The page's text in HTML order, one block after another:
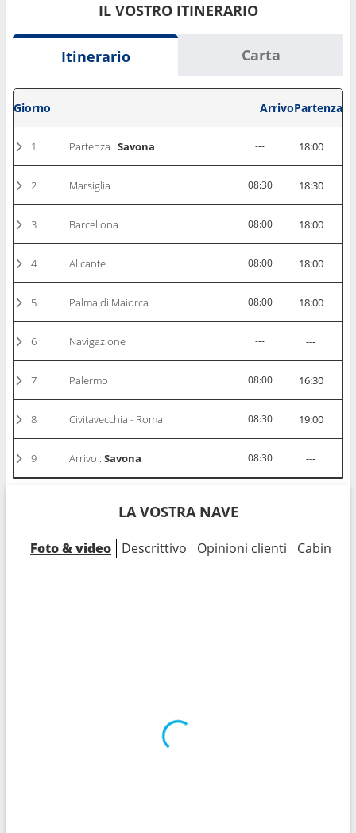
IL VOSTRO ITINERARIO
Itinerario Carta
Giorno ArrivoPartenza
1 Partenza :Savona --- 18:00
2 Marsiglia 08:30 18:30
3 Barcellona 08:00 18:00
4 Alicante 08:00 18:00
5 Palma di Maiorca 08:00 18:00
6 Navigazione --- ---
7 Palermo 08:00 16:30
8 Civitavecchia - Roma 08:30 19:00
9 Arrivo :Savona 08:30 ---
LA VOSTRA NAVE
Foto & video Descrittivo Opinioni clienti Cabine